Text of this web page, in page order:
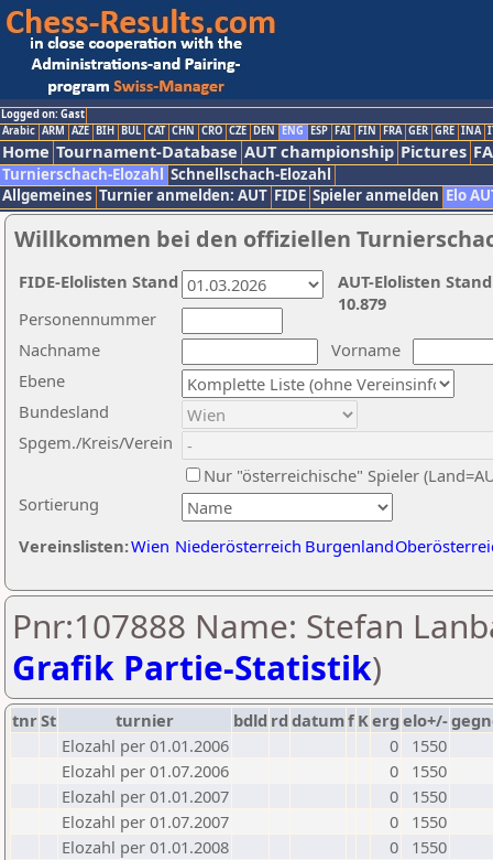
Logged on: Gast
Arabic ARM AZE BIH BUL CAT CHN CRO CZE DEN ENG ESP FAI FIN FRA GER GRE INA
Home Tournament-Database AUT championship Pictures
Turnierschach-Elozahl Schnellschach-Elozahl
Allgemeines Turnier anmelden: AUT FIDE Spieler anmelden Elo
Willkommen bei den offiziellen
Nachname
Vorname
Ebene
Sortierung
Personennummer
Bundesland
Spgem./Kreis/Verein
Nur "österreichische" Spieler
Vereinslisten:Wien Niederösterreich Burgenland
AUT-Elolisten
10.879
FIDE-Elolisten Stand
Pnr:107888 Name: Stefan
Grafik Partie-Statistik)
tnrSt turnier bdld rd datumf Kerg elo+/-
Elozahl per 01.01.2006
0
1550
Elozahl per 01.07.2006
0
1550
Elozahl per 01.01.2007
0
1550
Elozahl per 01.07.2007
0
1550
Elozahl per 01.01.2008
0
1550